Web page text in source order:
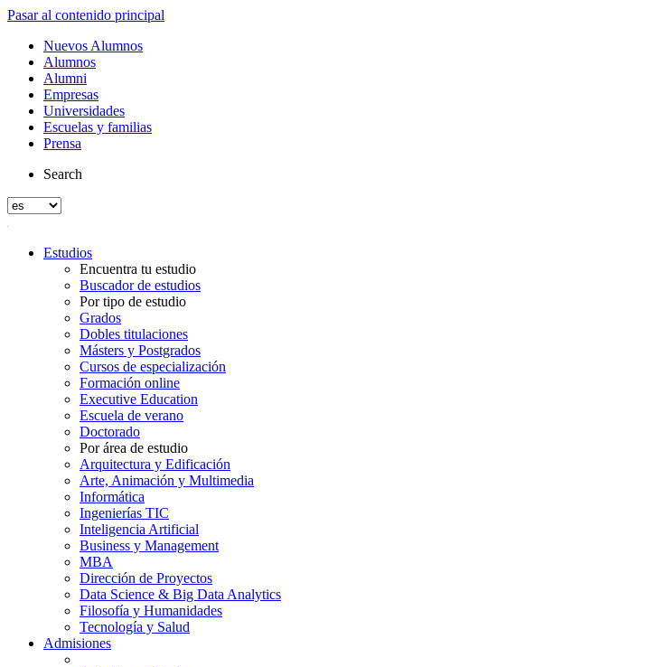
Pasar al contenido principal
Nuevos Alumnos
Alumnos
Alumni
Empresas
Universidades
Escuelas y familias
Prensa
Search
Estudios
Encuentra tu estudio
Buscador de estudios
Por tipo de estudio
Grados
Dobles titulaciones
Másters y Postgrados
Cursos de especialización
Formación online
Executive Education
Escuela de verano
Doctorado
Por área de estudio
Arquitectura y Edificación
Arte, Animación y Multimedia
Informática
Ingenierías TIC
Inteligencia Artificial
Business y Management
MBA
Dirección de Proyectos
Data Science & Big Data Analytics
Filosofía y Humanidades
Tecnología y Salud
Admisiones